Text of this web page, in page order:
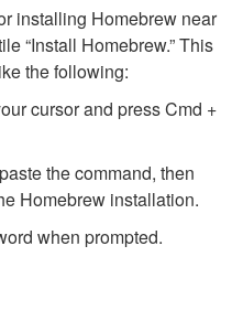
installing Homebrew near
“Install Homebrew.” This
the following:
cursor and pressCmd +
the command, then
Homebrew installation.
when prompted.